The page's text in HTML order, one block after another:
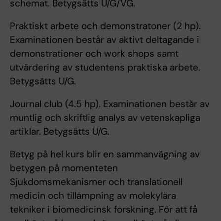
schemat. Betygsätts U/G/VG.
Praktiskt arbete och demonstratoner (2 hp).
Examinationen består av aktivt deltagande i
demonstrationer och work shops samt
utvärdering av studentens praktiska arbete.
Betygsätts U/G.
Journal club (4.5 hp). Examinationen består av
muntlig och skriftlig analys av vetenskapliga
artiklar. Betygsätts U/G.
Betyg på hel kurs blir en sammanvägning av
betygen på momenteten
Sjukdomsmekanismer och translationell
medicin och tillämpning av molekylära
tekniker i biomedicinsk forskning. För att få